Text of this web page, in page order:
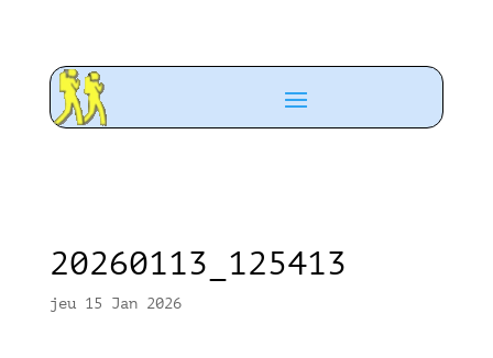
20260113_125413
jeu 15 Jan 2026